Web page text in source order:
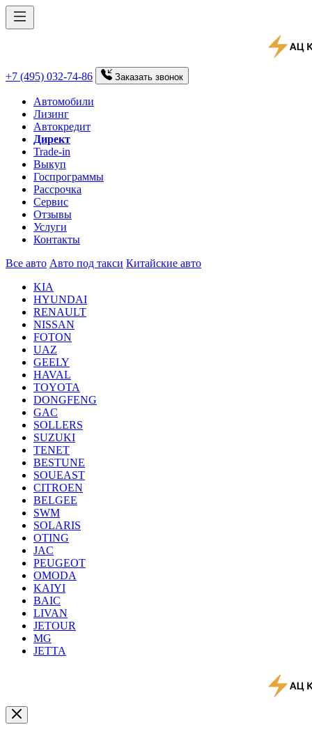
+7 (495) 032-74-86 Заказать звонок
Автомобили
Лизинг
Автокредит
Директ
Trade-in
Выкуп
Госпрограммы
Рассрочка
Сервис
Отзывы
Услуги
Контакты
Все авто Авто под такси Китайские авто
KIA
HYUNDAI
RENAULT
NISSAN
FOTON
UAZ
GEELY
HAVAL
TOYOTA
DONGFENG
GAC
SOLLERS
SUZUKI
TENET
BESTUNE
SOUEAST
CITROEN
BELGEE
SWM
SOLARIS
OTING
JAC
PEUGEOT
OMODA
KAIYI
BAIC
LIVAN
JETOUR
MG
JETTA